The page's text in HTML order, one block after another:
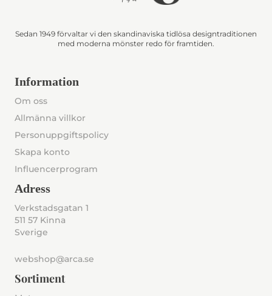
Sedan 1949 förvaltar vi den skandinaviska tidlösa designtraditionen
med moderna mönster redo för framtiden.
Information
Om oss
Allmänna villkor
Personuppgiftspolicy
Skapa konto
Influencerprogram
Adress
Verkstadsgatan 1
511 57 Kinna
Sverige
webshop@arca.se
Sortiment